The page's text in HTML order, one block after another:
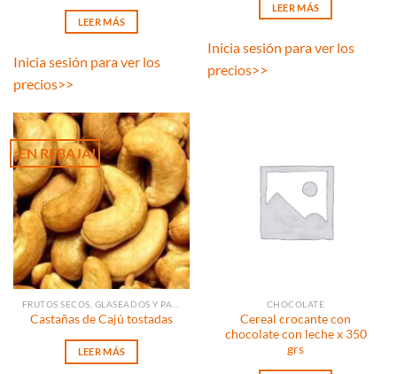
LEER MÁS
Inicia sesión para ver los
precios>>
LEER MÁS
Inicia sesión para ver los
precios>>
¡EN REBAJA!
Castañas de Cajú tostadas
LEER MÁS
CHOCOLATE
Cereal crocante con
chocolate con leche x 350
grs